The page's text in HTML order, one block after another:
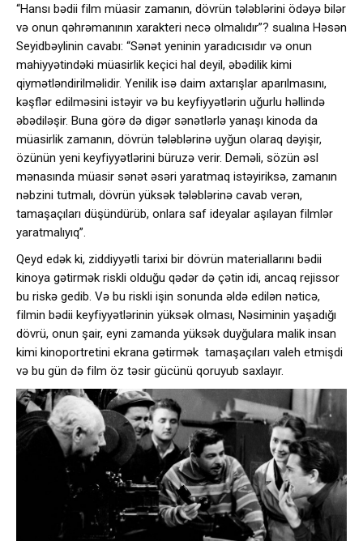
“Hansı bədii film müasir zamanın, dövrün tələblərini ödəyə bilər
və onun qəhrəmanının xarakteri necə olmalıdır”? sualına Həsən
Seyidbəylinin cavabı: “Sənət yeninin yaradıcısıdır və onun
mahiyyətindəki müasirlik keçici hal deyil, əbədilik kimi
qiymətləndirilməlidir. Yenilik isə daim axtarışlar aparılmasını,
kəşflər edilməsini istəyir və bu keyfiyyətlərin uğurlu həllində
əbədiləşir. Buna görə də digər sənətlərlə yanaşı kinoda da
müasirlik zamanın, dövrün tələblərinə uyğun olaraq dəyişir,
özünün yeni keyfiyyətlərini büruzə verir. Deməli, sözün əsl
mənasında müasir sənət əsəri yaratmaq istəyiriksə, zamanın
nəbzini tutmalı, dövrün yüksək tələblərinə cavab verən,
tamaşaçıları düşündürüb, onlara saf ideyalar aşılayan filmlər
yaratmalıyıq”.
Qeyd edək ki, ziddiyyətli tarixi bir dövrün materiallarını bədii
kinoya gətirmək riskli olduğu qədər də çətin idi, ancaq rejissor
bu riskə gedib. Və bu riskli işin sonunda əldə edilən nəticə,
filmin bədii keyfiyyətlərinin yüksək olması, Nəsiminin yaşadığı
dövrü, onun şair, eyni zamanda yüksək duyğulara malik insan
kimi kinoportretini ekrana gətirmək tamaşaçıları valeh etmişdi
və bu gün də film öz təsir gücünü qoruyub saxlayır.